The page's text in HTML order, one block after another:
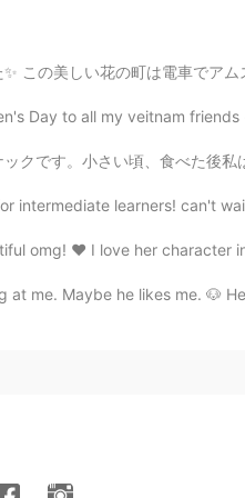
인가봐요 샤모예드 내 드림
車でアムステルダムから15分かかります 14世紀建造歴史的
Day to all my veitnam
た後私はすべての指は挿入してが好きでした。指にぴったりフ
intermediate learners! can't
omg! ❤️ I love her character
at me. Maybe he likes me. 🐶